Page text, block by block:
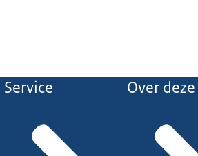
Service Over